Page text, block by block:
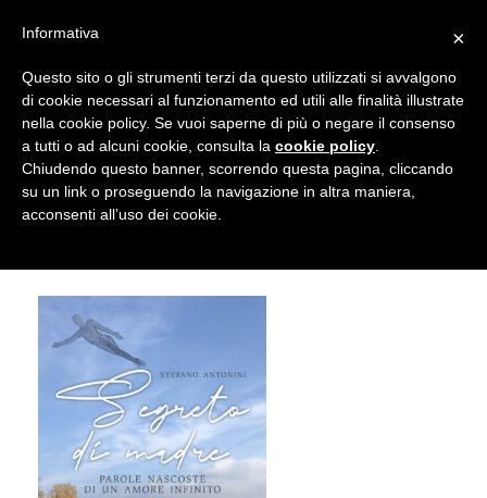
24 Giugno 2021
Segreto madre_COVER WEB
×
Informativa
Questo sito o gli strumenti terzi da questo utilizzati si avvalgono
di cookie necessari al funzionamento ed utili alle finalità illustrate
nella cookie policy. Se vuoi saperne di più o negare il consenso
a tutti o ad alcuni cookie, consulta la cookie policy
Chiudendo questo banner, scorrendo questa pagina, cliccando
su un link o proseguendo la navigazione in altra maniera,
acconsenti all’uso dei cookie.